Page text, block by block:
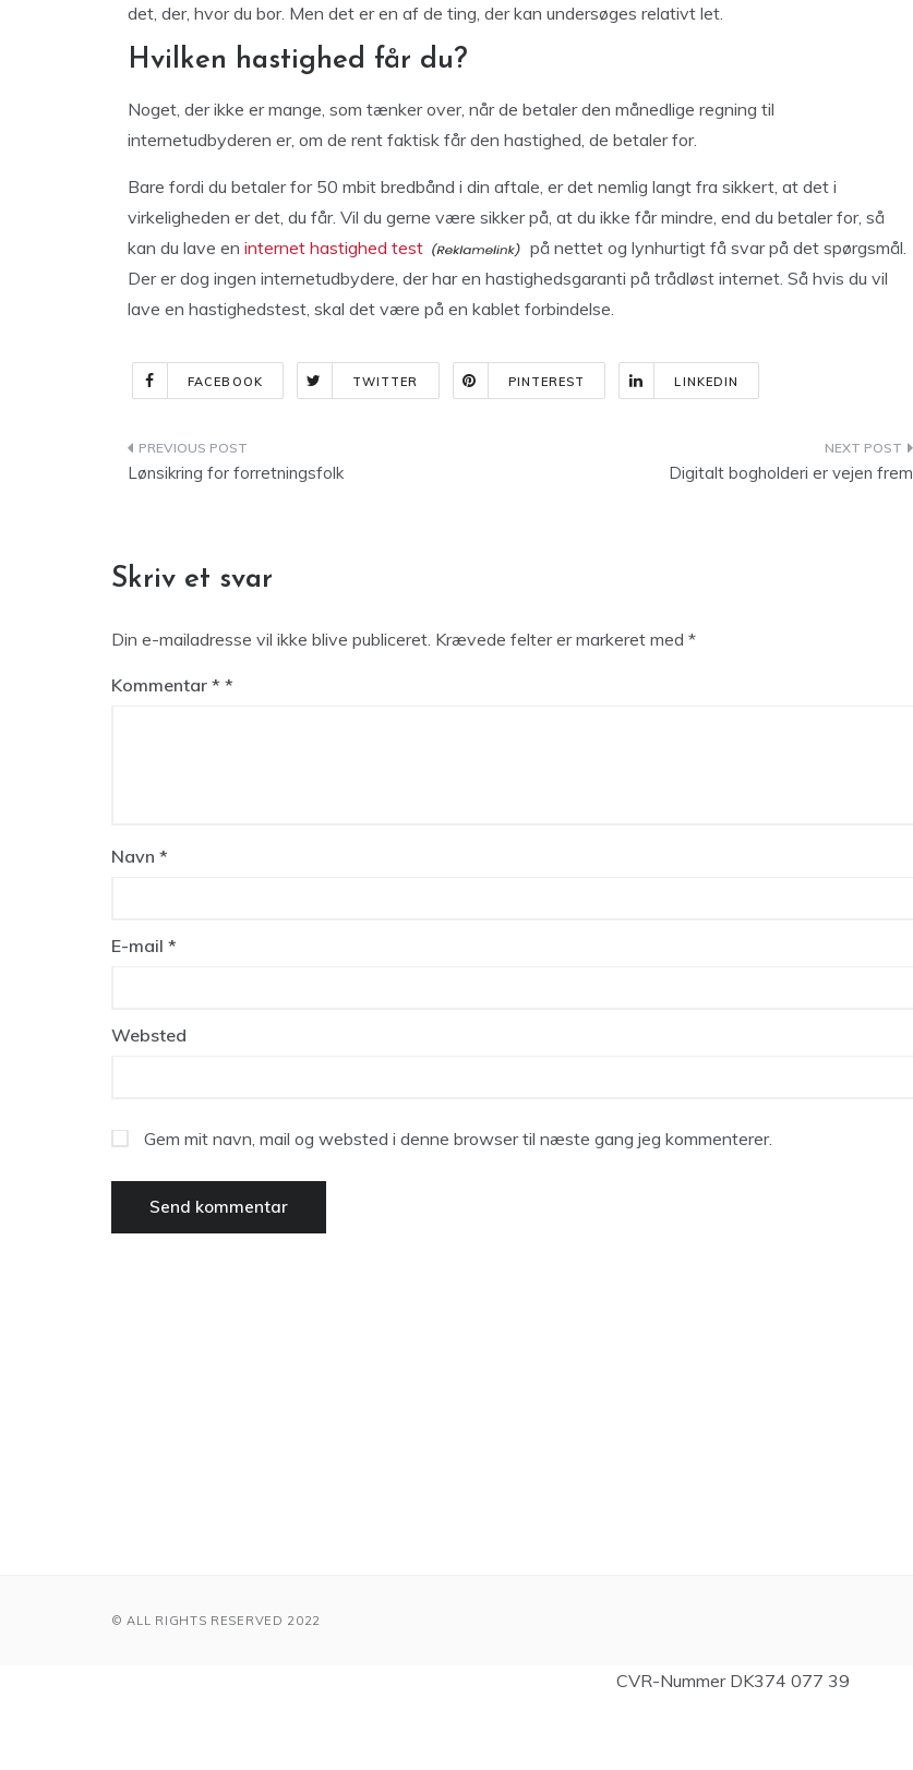
det, der, hvor du bor. Men det er en af de ting, der kan undersøges relativt let.
Hvilken hastighed får du?
Noget, der ikke er mange, som tænker over, når de betaler den månedlige regning til
internetudbyderen er, om de rent faktisk får den hastighed, de betaler for.
Bare fordi du betaler for 50 mbit bredbånd i din aftale, er det nemlig langt fra sikkert, at det i
virkeligheden er det, du får. Vil du gerne være sikker på, at du ikke får mindre, end du betaler for, så
kan du lave en internet hastighed test
på nettet og lynhurtigt få svar på det spørgsmål.
Der er dog ingen internetudbydere, der har en hastighedsgaranti på trådløst internet. Så hvis du vil
lave en hastighedstest, skal det være på en kablet forbindelse.
FACEBOOK TWITTER PINTEREST LINKEDIN
Indlægsnavigation
Lønsikring for forretningsfolk Digitalt bogholderi er vejen frem
Skriv et svar
Din e-mailadresse vil ikke blive publiceret. Krævede felter er markeret med *
Kommentar *
Navn *
E-mail *
Websted
Gem mit navn, mail og websted i denne browser til næste gang jeg kommenterer.
© ALL RIGHTS RESERVED 2022
CVR-Nummer DK374 077 39